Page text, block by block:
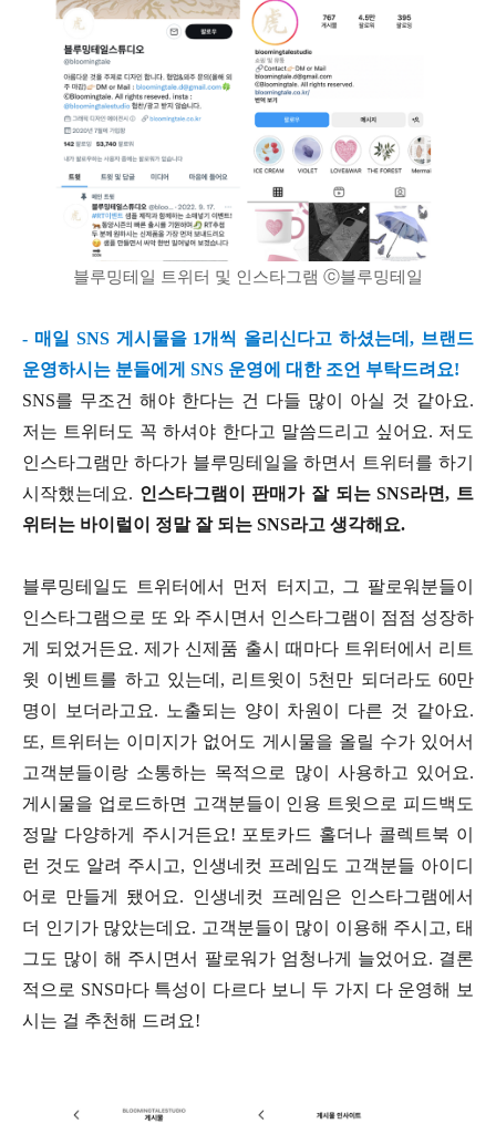
블루밍테일 트위터 및 인스타그램 ⓒ블루밍테일
- 매일 SNS 게시물을 1개씩 올리신다고 하셨는데, 브랜드
운영하시는 분들에게 SNS 운영에 대한 조언 부탁드려요!
SNS를 무조건 해야 한다는 건 다들 많이 아실 것 같아요.
저는 트위터도 꼭 하셔야 한다고 말씀드리고 싶어요. 저도
인스타그램만 하다가 블루밍테일을 하면서 트위터를 하기
시작했는데요. 인스타그램이 판매가 잘 되는 SNS라면, 트
위터는 바이럴이 정말 잘 되는 SNS라고 생각해요.
블루밍테일도 트위터에서 먼저 터지고, 그 팔로워분들이
인스타그램으로 또 와 주시면서 인스타그램이 점점 성장하
게 되었거든요. 제가 신제품 출시 때마다 트위터에서 리트
윗 이벤트를 하고 있는데, 리트윗이 5천만 되더라도 60만
명이 보더라고요. 노출되는 양이 차원이 다른 것 같아요.
또, 트위터는 이미지가 없어도 게시물을 올릴 수가 있어서
고객분들이랑 소통하는 목적으로 많이 사용하고 있어요.
게시물을 업로드하면 고객분들이 인용 트윗으로 피드백도
정말 다양하게 주시거든요! 포토카드 홀더나 콜렉트북 이
런 것도 알려 주시고, 인생네컷 프레임도 고객분들 아이디
어로 만들게 됐어요. 인생네컷 프레임은 인스타그램에서
더 인기가 많았는데요. 고객분들이 많이 이용해 주시고, 태
그도 많이 해 주시면서 팔로워가 엄청나게 늘었어요. 결론
적으로 SNS마다 특성이 다르다 보니 두 가지 다 운영해 보
시는 걸 추천해 드려요!